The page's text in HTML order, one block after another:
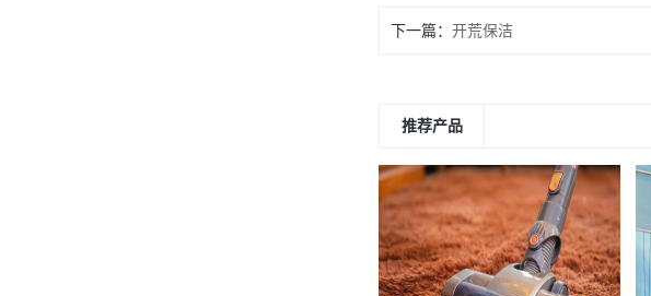
下一篇 开荒保洁
推荐产品